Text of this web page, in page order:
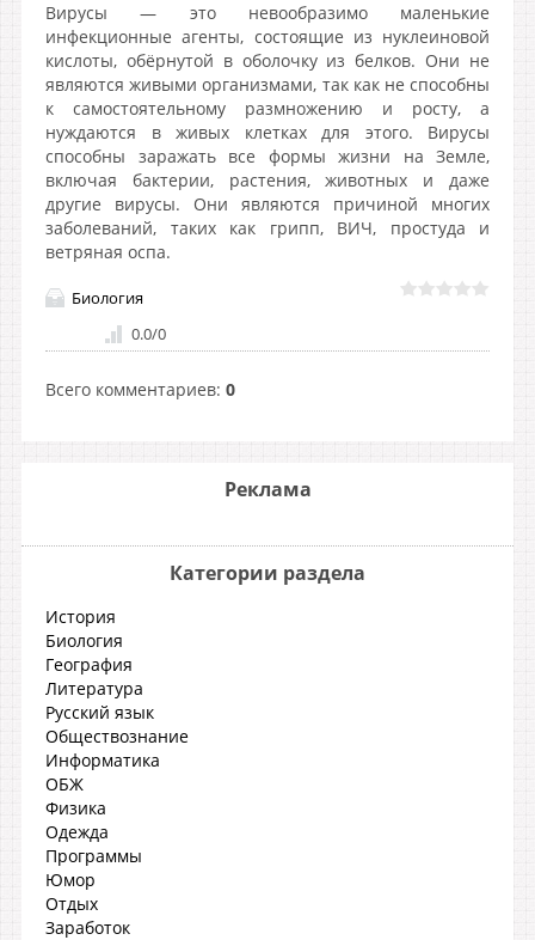
Вирусы — это невообразимо маленькие
инфекционные агенты, состоящие из нуклеиновой
кислоты, обёрнутой в оболочку из белков. Они не
являются живыми организмами, так как не способны
к самостоятельному размножению и росту, а
нуждаются в живых клетках для этого. Вирусы
способны заражать все формы жизни на Земле,
включая бактерии, растения, животных и даже
другие вирусы. Они являются причиной многих
заболеваний, таких как грипп, ВИЧ, простуда и
ветряная оспа.
Биология
0.0/0
Всего комментариев: 0
Реклама
Категории раздела
История
Биология
География
Литература
Русский язык
Обществознание
Информатика
ОБЖ
Физика
Одежда
Программы
Юмор
Отдых
Заработок